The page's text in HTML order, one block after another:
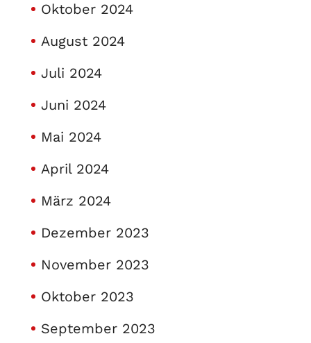
Oktober 2024
August 2024
Juli 2024
Juni 2024
Mai 2024
April 2024
März 2024
Dezember 2023
November 2023
Oktober 2023
September 2023